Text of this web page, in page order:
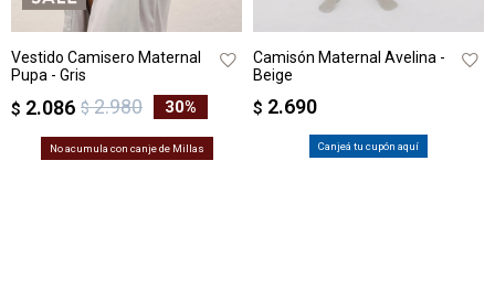
Vestido Camisero Maternal
Pupa - Gris
$ 2.086 $ 2.980 30
No acumula con canje de Millas
Camisón Maternal Avelina -
Beige
$ 2.690
Canjeá tu cupón aquí